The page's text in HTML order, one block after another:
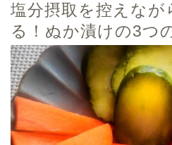
塩分摂取を控えなが
る！ぬか漬けの3つ